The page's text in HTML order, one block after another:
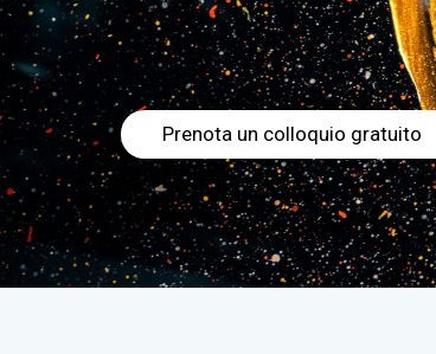
Prenota un colloquio gratuito